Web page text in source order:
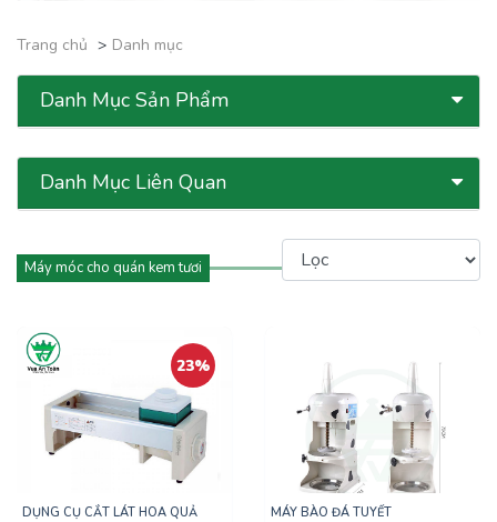
Trang chủ Danh mục
Danh Mục Sản Phẩm
Danh Mục Liên Quan
Máy móc cho quán kem tươi
23%
DỤNG CỤ CẮT LÁT HOA QUẢ MÁY BÀO ĐÁ TUYẾT